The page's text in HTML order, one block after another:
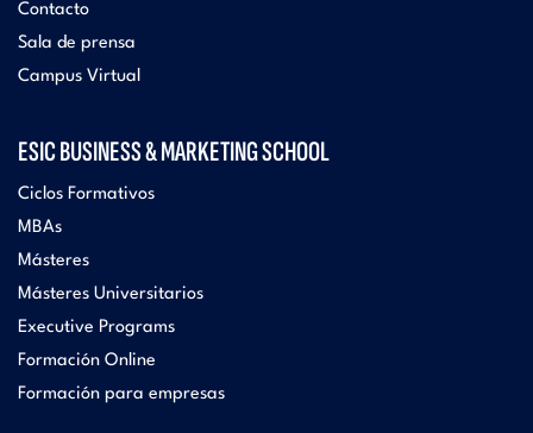
Contacto
Sala de prensa
Campus Virtual
ESIC BUSINESS & MARKETING SCHOOL
Ciclos Formativos
MBAs
Másteres
Másteres Universitarios
Executive Programs
Formación Online
Formación para empresas